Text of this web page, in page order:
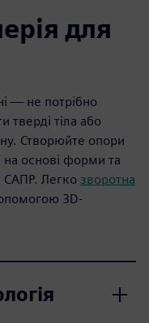
для
— не потрібно
тверді тіла або
Створюйте опори
основі форми та
САПР. Легко зворотна
3D-